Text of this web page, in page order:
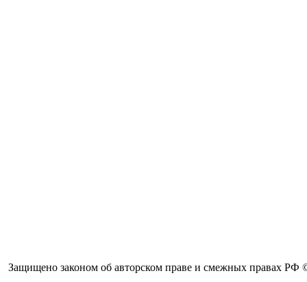
Защищено законом об авторском праве и смежных правах РФ ©